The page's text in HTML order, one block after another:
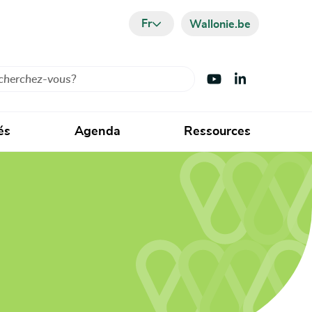
Fr Wallonie.be
Visiter Youtube
Visiter LinkedIn
Agenda Ressources